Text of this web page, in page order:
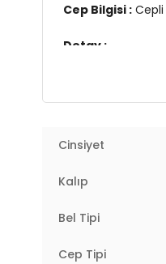
Cep Bilgisi : Cepli
Detay :
Manken Ölçüsü :
2DY5864171.503
Cinsiyet
Kalıp
Bel Tipi
Cep Tipi